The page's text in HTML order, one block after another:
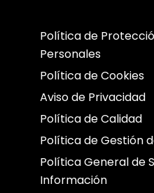
Política de
Personales
Política de Cookies
Aviso de Privacidad
Política de Calidad
Política de Gestión
Política General de
Información